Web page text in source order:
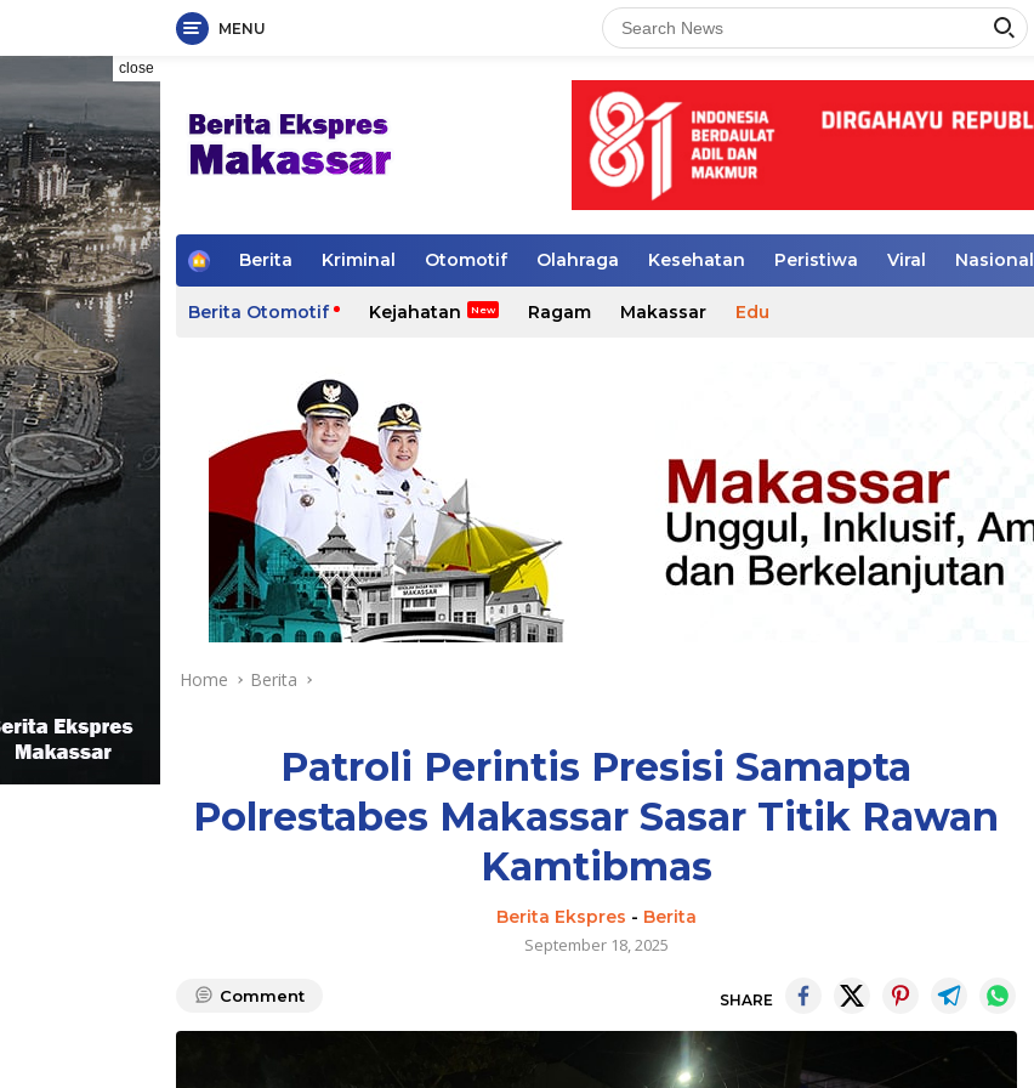
content
MENU
close
H
m
e
Berita Kriminal Otomotif Olahraga Kesehatan Peristiwa Viral Nasional
Berita Otomotif Kejahatan Ragam Makassar Edu
Home Berita
Patroli Perintis Presisi Samapta
Polrestabes Makassar Sasar Titik Rawan
Kamtibmas
Berita Ekspres - Berita
September 18, 2025
Comment SHARE